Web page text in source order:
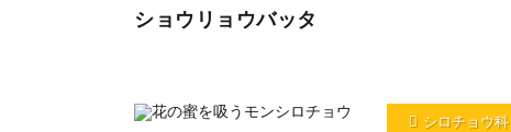
ショウリョウバッタ
シロチョウ科